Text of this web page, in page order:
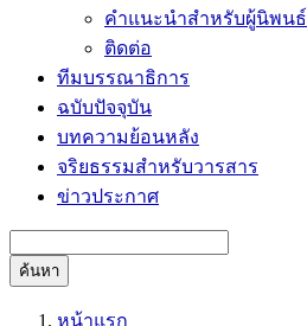
คำแนะนำสำหรับผู้นิพนธ์
ติดต่อ
ทีมบรรณาธิการ
ฉบับปัจจุบัน
บทความย้อนหลัง
จริยธรรมสำหรับวารสาร
ข่าวประกาศ
ค้นหา
หน้าแรก